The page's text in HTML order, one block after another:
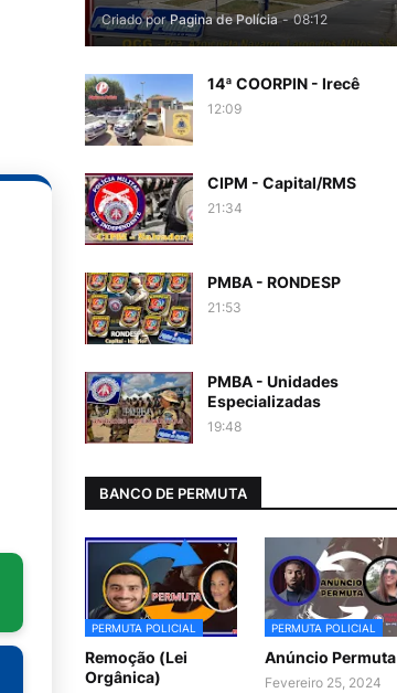
Criado por Pagina de Polícia - 08:12
14ª COORPIN - Irecê
12:09
CIPM - Capital/RMS
21:34
PMBA - RONDESP
21:53
PMBA - Unidades
Especializadas
19:48
BANCO DE PERMUTA
PERMUTA POLICIAL
Remoção (Lei
Orgânica)
PERMUTA POLICIAL
Anúncio Permuta
Fevereiro 25, 2024